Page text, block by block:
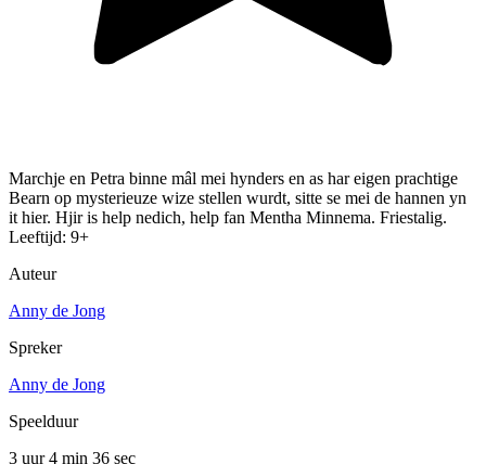
Marchje en Petra binne mâl mei hynders en as har eigen prachtige
Bearn op mysterieuze wize stellen wurdt, sitte se mei de hannen yn
it hier. Hjir is help nedich, help fan Mentha Minnema. Friestalig.
Leeftijd: 9+
Auteur
Anny de Jong
Spreker
Anny de Jong
Speelduur
3 uur 4 min 36 sec